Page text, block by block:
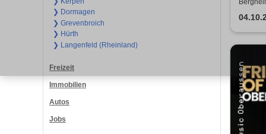
❯ Dormagen
❯ Grevenbroich
❯ Hürth
❯ Langenfeld (Rheinland)
Freizeit
Immobilien
Autos
Jobs